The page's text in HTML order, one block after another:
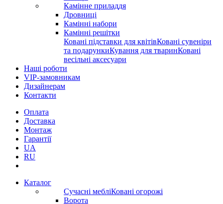
Камінне приладдя
Дровниці
Камінні набори
Камінні решітки
Ковані підставки для квітівКовані сувеніри
та подарункиКування для тваринКовані
весільні аксесуари
Наші роботи
VIP-замовникам
Дизайнерам
Контакти
Оплата
Доставка
Монтаж
Гарантії
UA
RU
Каталог
Сучасні мебліКовані огорожі
Ворота